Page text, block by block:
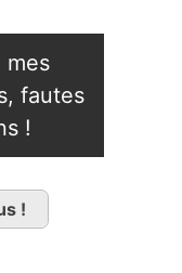
mes
fautes
!
!